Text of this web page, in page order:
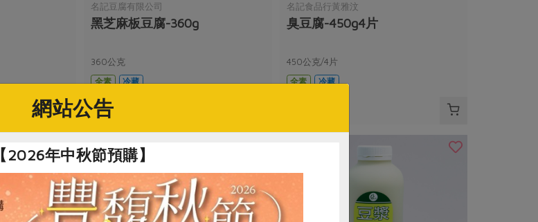
名記豆腐有限公司
黑芝麻板豆腐-360g
360公克
全素
冷藏
$60
名記食品行黃雅汶
臭豆腐-450g4片
450公克/4片
全素
冷藏
網站公告
【2026年中秋節預購】